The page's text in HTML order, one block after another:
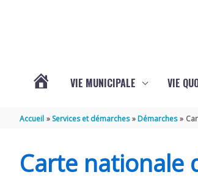
VIE MUNICIPALE VIE
Accueil Services et démarches Démarches
Carte nationale